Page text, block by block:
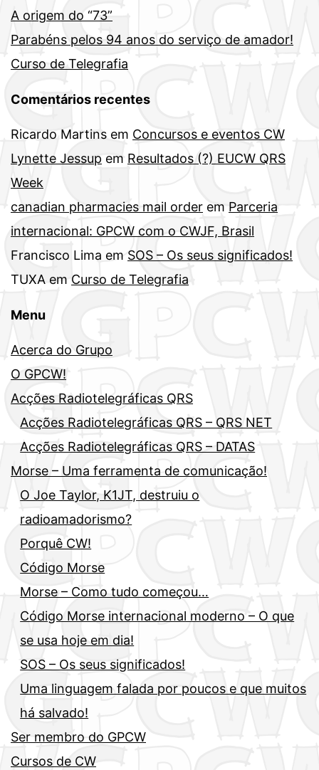
A origem do “73”
Parabéns pelos 94 anos do serviço de amador!
Curso de Telegrafia
Comentários recentes
Ricardo Martins em Concursos e eventos CW
Lynette Jessup em Resultados (?) EUCW QRS
Week
canadian pharmacies mail order em Parceria
internacional: GPCW com o CWJF, Brasil
Francisco Lima em SOS – Os seus significados!
TUXA em Curso de Telegrafia
Menu
Acerca do Grupo
O GPCW!
Acções Radiotelegráficas QRS
Acções Radiotelegráficas QRS – QRS NET
Acções Radiotelegráficas QRS – DATAS
Morse – Uma ferramenta de comunicação!
O Joe Taylor, K1JT, destruiu o
radioamadorismo?
Porquê CW!
Código Morse
Morse – Como tudo começou…
Código Morse internacional moderno – O que
se usa hoje em dia!
SOS – Os seus significados!
Uma linguagem falada por poucos e que muitos
há salvado!
Ser membro do GPCW
Cursos de CW